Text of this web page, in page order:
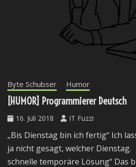
Byte Schubser Humor
[HUMOR] Programmierer Deutsch
16. Juli 2018 IT Fuzzi
„Bis Dienstag bin ich fertig“ Ich
ja nicht gesagt, welcher Dienstag.
schnelle temporäre Lösung“ Das